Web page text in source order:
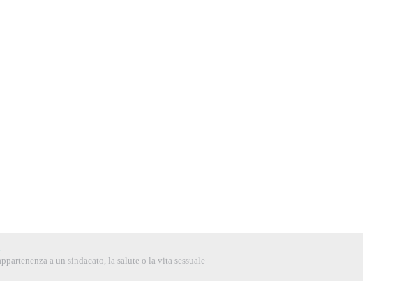
a un sindacato, la salute o la vita sessuale